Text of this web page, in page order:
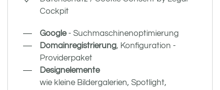
Cockpit
Google- Suchmaschinenoptimierung
Domainregistrierung, Konfiguration -
Providerpaket
Designelemente
wie kleine Bildergalerien, Spotlight,